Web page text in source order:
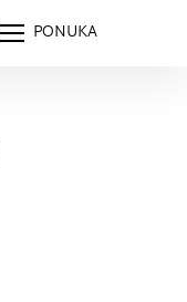
PONUKA